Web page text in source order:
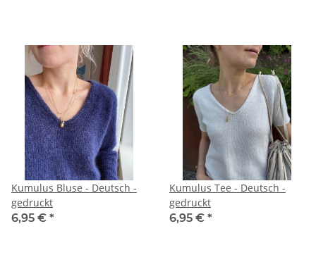
Kumulus Bluse - Deutsch -
gedruckt
6,95 € *
Kumulus Tee - Deutsch -
gedruckt
6,95 € *